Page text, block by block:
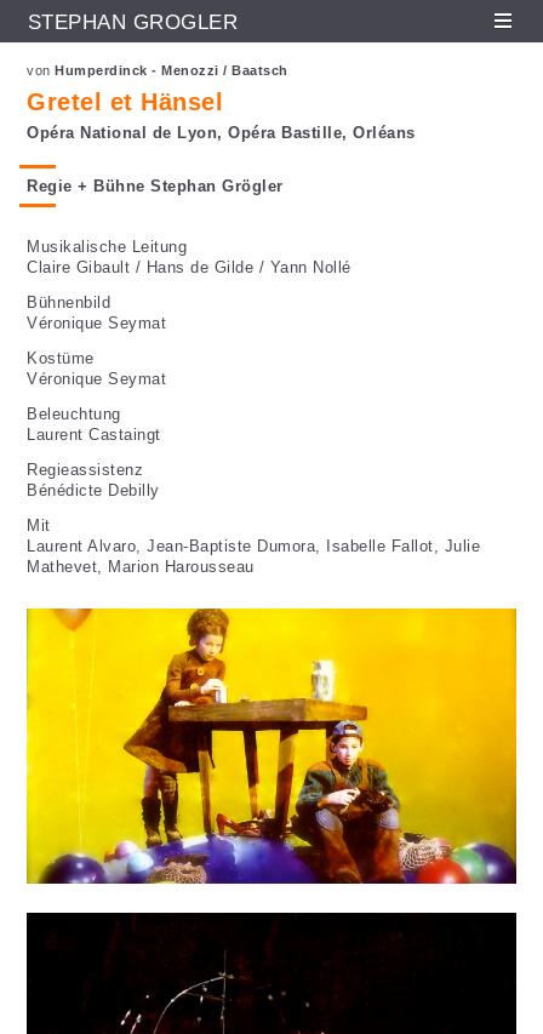
Direkt zum Inhalt
STEPHAN GRÖGLER De
von Humperdinck - Menozzi / Baatsch
Gretel et Hänsel
Opéra National de Lyon, Opéra Bastille, Orléans
Regie + Bühne Stephan Grögler
Musikalische Leitung
Claire Gibault / Hans de Gilde / Yann Nollé
Bühnenbild
Véronique Seymat
Kostüme
Véronique Seymat
Beleuchtung
Laurent Castaingt
Regieassistenz
Bénédicte Debilly
Mit
Laurent Alvaro, Jean-Baptiste Dumora, Isabelle Fallot, Julie
Mathevet, Marion Harousseau